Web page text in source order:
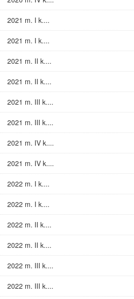
2021 m. I k....
2021 m. I k....
2021 m. II k....
2021 m. II k....
2021 m. III k....
2021 m. III k....
2021 m. IV k....
2021 m. IV k....
2022 m. I k....
2022 m. I k....
2022 m. II k....
2022 m. II k....
2022 m. III k....
2022 m. III k....